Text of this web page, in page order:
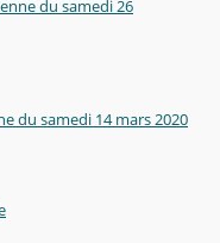
du samedi 26
du samedi 14 mars 2020